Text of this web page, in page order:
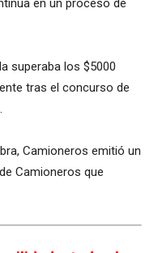
superaba los $5000
tras el concurso de
Camioneros emitió un
Camioneros que